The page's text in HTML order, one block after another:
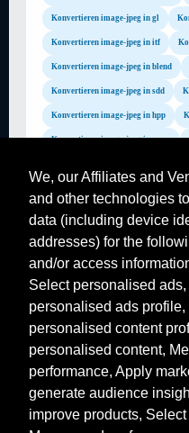
We, our Affiliates and
and other technologies
data (including device
addresses) for the
and/or access
Select personalised ads,
personalised ads profile,
personalised content
personalised content,
performance, Apply
generate audience
improve products,
Konvertieren image-jpeg in gl
Konvertieren image-jpeg in itf
Konvertieren image-jpeg in blend
Konvertieren image-jpeg in sdd
Konvertieren image-jpeg in hpp
Konvertieren image-jpeg in sway
TAGS : youtube converter,
convertir pdf, youtube
pdf en word, youtube
Regeln
Kontaktiere uns